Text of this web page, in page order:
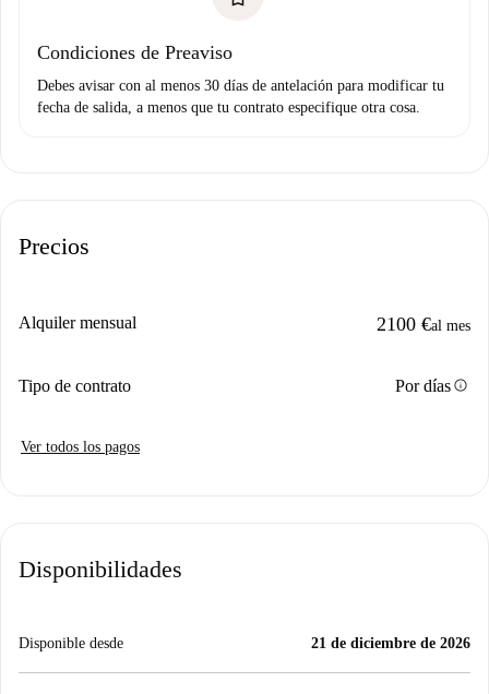
Condiciones de Preaviso
Debes avisar con al menos 30 días de antelación para modificar tu
fecha de salida, a menos que tu contrato especifique otra cosa.
Precios
Alquiler mensual 2100 €al mes
Tipo de contrato Por díasinfo
Ver todos los pagos
Disponibilidades
Disponible desde 21 de diciembre de 2026